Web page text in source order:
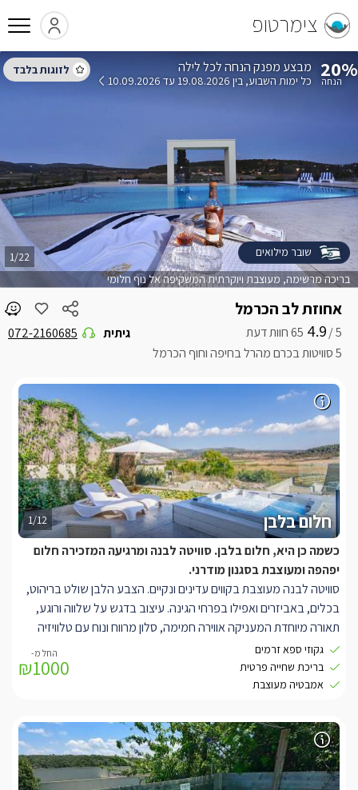
צימרטופ
אחוזת לב הכרמל
5 /
4.9
5 סוויטות בכרם מהרל בחיפה וחוף הכרמל
גיתית 072-2160685
בריכה מרשימה, מעוצבת ויוקרתית המשקיפה אל נוף חלומי
1/22
20% הנחה לכל לילה
כל ימות השבוע בין 19.08.2026 עד 10.09.2026
שובר מילואים
1/12 חלום בלבן
כשמה כן היא, חלום בלבן. סוויטה לבנה ומרגיעה המזכירה חלום
יפהפה ומעוצבת בסגנון מודרני.
סוויטה לבנה מעוצבת בקווים עדינים ונקיים. הצבע הלבן שולט בריהוט,
בכלים, באביזרים ואפילו בפרחי הגינה. עיצוב בדגש על שלווה ורוגע,
תאורה מיוחדת המעניקה אווירה חמימה, סלון מרווח ונוח עם טלוויזיה
LCD וערוצי HOT, אינטרנט אלחוטי, בר אוכל מודרני, במקלחת כיור
בסגנון העיצוב של פיליפ סטארק.
מטבח מאובזר הכולל מקרר, מכונת קפה, מיקרו תנור, כיריים חשמליות,
חלוקים וסבונים. חדר שינה לבן ומרגיע בעל מיטה זוגית נוחה מטר
שמונים. מיזוג אוויר. בחצר הפרטית של הסוויטה גקוזי ספא גדול
(2.20/2.20), בריכת שחייה פרטית, מיטות שיזוף ופינת ישיבה, ונוף
כפרי המשקיף להר הכרמל הירוק.
גקוזי ספא זרמים
בריכת שחייה פרטית
אמבטיה מעוצבת
₪1000